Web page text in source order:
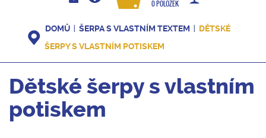
0 POLOŽEK
DOMŮ ŠERPA S VLASTNÍM TEXTEM
DĚTSKÉ
ŠERPY S VLASTNÍM POTISKEM
Dětské šerpy s vlastním
potiskem